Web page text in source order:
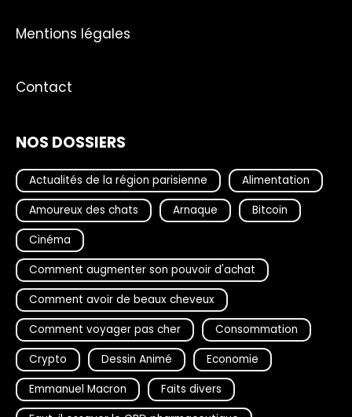
Mentions légales
Contact
NOS DOSSIERS
Actualités de la région parisienne
Alimentation
Amoureux des chats
Arnaque
Bitcoin
Cinéma
Comment augmenter son pouvoir d'achat
Comment avoir de beaux cheveux
Comment voyager pas cher
Consommation
Crypto
Dessin Animé
Economie
Emmanuel Macron
Faits divers